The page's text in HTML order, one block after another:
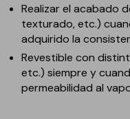
Realizar el acabado
texturado, etc.)
adquirido la
Revestible con
etc.) siempre y
permeabilidad al